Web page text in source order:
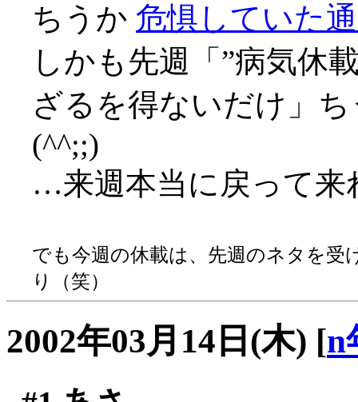
ちうか 危惧していた
しかも先週「”病気休
ざるを得ないだけ」
(^^;;)
…来週本当に戻って来
でも今週の休載は、先週のネタを
り（笑）
2002年03月14日(木) [n